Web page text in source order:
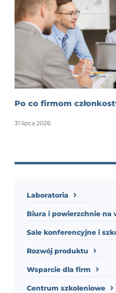
Po co firmom
31 lipca 2026
Laboratoria
Biura i powierzchnie na
Sale konferencyjne i
Rozwój produktu
Wsparcie dla firm
Centrum szkoleniowe